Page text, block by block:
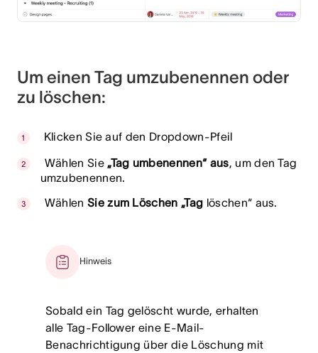
Um einen Tag umzubenennen oder
zu löschen:
Klicken Sie auf den Dropdown-Pfeil
Wählen Sie „Tag umbenennen“ aus, um den Tag
umzubenennen.
Wählen Sie zum Löschen „Tag löschen“ aus.
Hinweis
Sobald ein Tag gelöscht wurde, erhalten
alle Tag-Follower eine E-Mail-
Benachrichtigung über die Löschung mit